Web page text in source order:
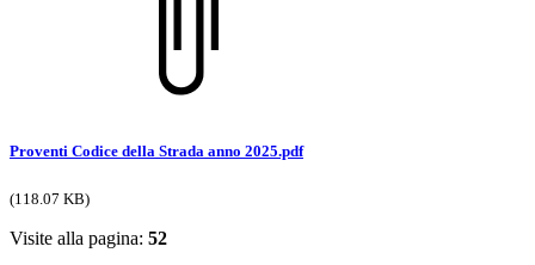
Proventi Codice della Strada anno 2025.pdf
(118.07 KB)
Visite alla pagina: 52